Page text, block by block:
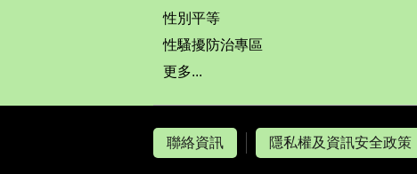
性別平等
性騷擾防治專區
更多...
聯絡資訊 隱私權及資訊安全政策